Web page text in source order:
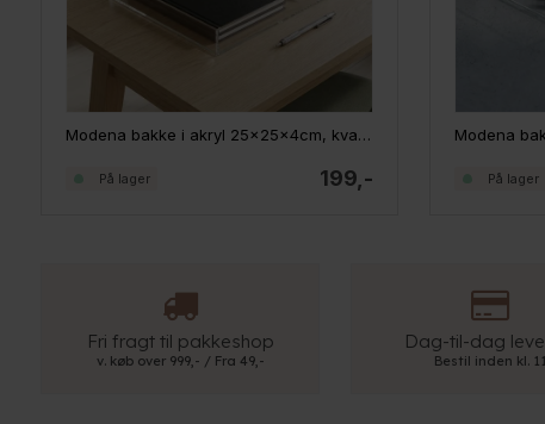
Modena bakke i akryl 25x25x4cm, kvadratisk - Large
199,-
På lager På lager
Fri fragt til pakkeshop
v. køb over 999,- / Fra 49,-
Dag-til-dag
Bestil inden kl. 11